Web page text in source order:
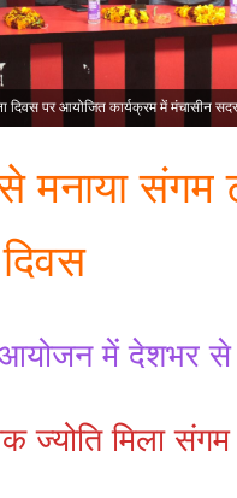
दिवस पर आयोजित कार्यक्रम में मंचासीन
मनाया संगम
में देशभर
ज्योति मिला संगम